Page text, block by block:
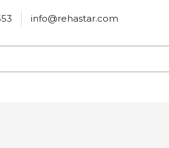
info@rehastar.com